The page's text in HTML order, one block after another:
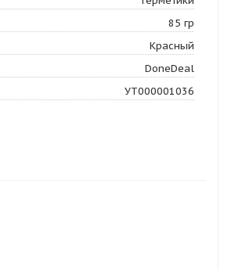
85 гр
Красный
DoneDeal
УТ000001036